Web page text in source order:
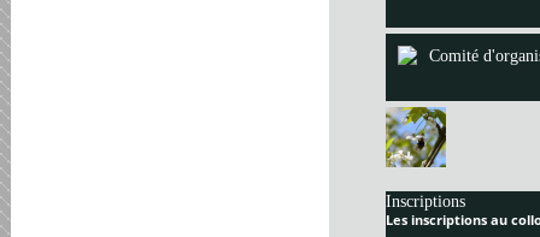
Comité
Inscriptions
Les inscriptions au